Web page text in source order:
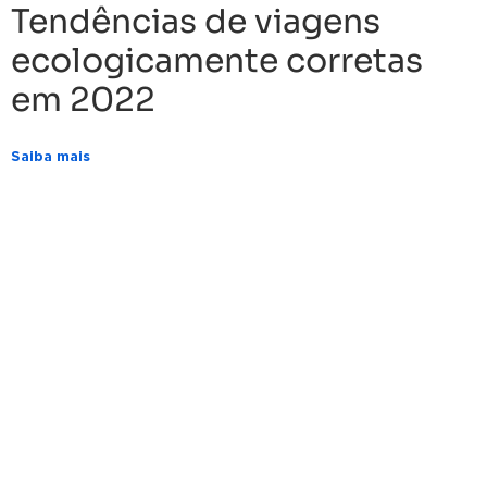
Tendências de viagens
ecologicamente corretas
em 2022
Saiba mais